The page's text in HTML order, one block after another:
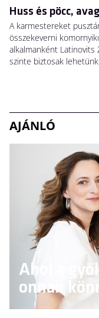
Huss és pöcc,
A karmestereket
összekeverni
alkalmanként Latinovits
szinte biztosak
AJÁNLÓ
Ahol a
onnan